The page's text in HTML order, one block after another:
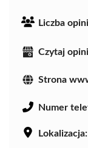
Liczba
Czytaj
Strona
Numer
Lokalizacja: